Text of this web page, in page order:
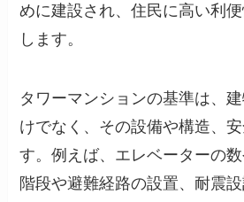
めに建設され、住民に高い利
します。
タワーマンションの基準は、
けでなく、その設備や構造、
す。例えば、エレベーターの
階段や避難経路の設置、耐震